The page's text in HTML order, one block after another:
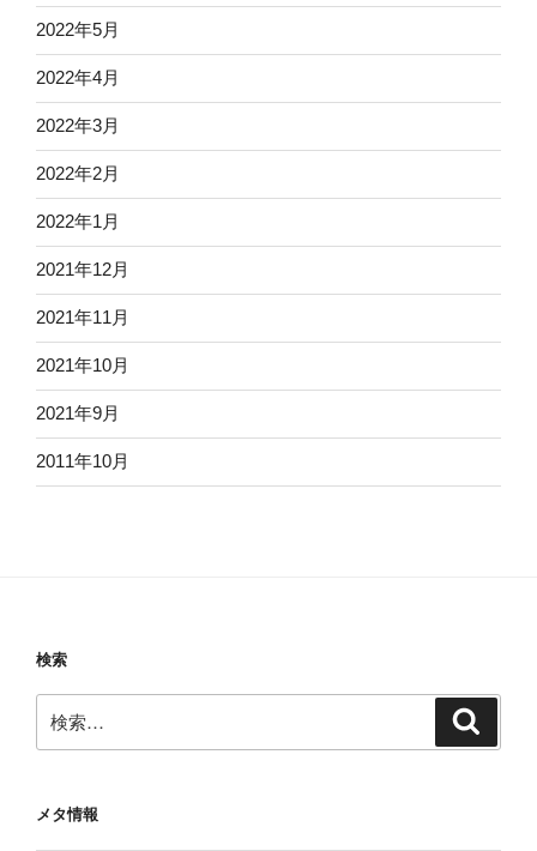
2022年5月
2022年4月
2022年3月
2022年2月
2022年1月
2021年12月
2021年11月
2021年10月
2021年9月
2011年10月
検索
索:
メタ情報